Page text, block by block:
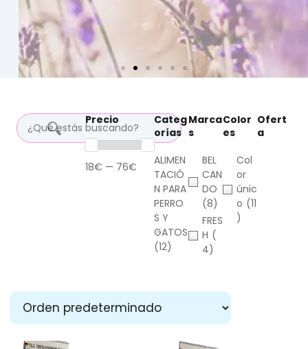
Precio
18€ — 76€
Categ
orías
ALIMEN
TACIÓ
N PARA
PERRO
S Y
GATOS
(12)
Marca
s
BEL
CAN
DO
(8)
FRES
H (
4)
Color
es
Col
or
únic
o (11
)
Ofert
a